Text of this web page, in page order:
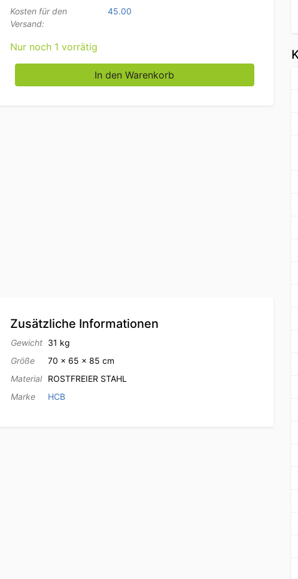
Kosten für den
Versand:
45.00
Nur noch 1 vorrätig
Arbeitsschrank aus Edelstahl Neutraler Jalousieschrank 70 cm
In den Warenkorb
Zusätzliche Informationen
Gewicht
31 kg
Größe
70 × 65 × 85 cm
Material
ROSTFREIER STAHL
Marke
HCB